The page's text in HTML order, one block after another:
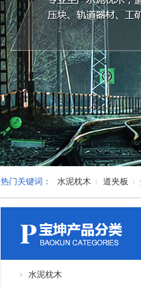
热门关键词： 水泥枕木 道夹板
水泥枕木